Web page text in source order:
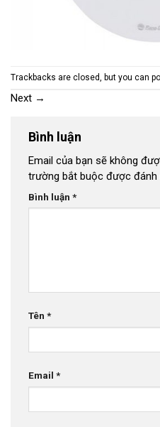
Trackbacks are closed, but you can
Next →
Bình luận
Email của bạn sẽ không
trường bắt buộc được đánh
Bình luận *
Tên *
Email *